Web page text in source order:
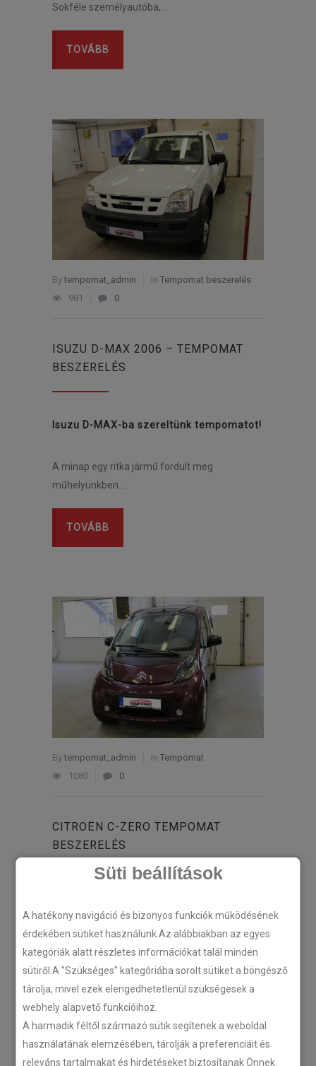
Süti beállítások
A hatékony navigáció és bizonyos funkciók működésének
érdekében sütiket használunk.Az alábbiakban az egyes
kategóriák alatt részletes információkat talál minden
sütiről.A "Szükséges" kategóriába sorolt sütiket a böngésző
tárolja, mivel ezek elengedhetetlenül szükségesek a
webhely alapvető funkcióihoz.
A harmadik féltől származó sütik segítenek a weboldal
használatának elemzésében, tárolják a preferenciáit és
releváns tartalmakat és hirdetéseket biztosítanak Önnek.
Sokféle személyautóba,…
TOVÁBB
Bytempomat_admin In Tempomat beszerelés
981
0
ISUZU D-MAX 2006 – TEMPOMAT
BESZERELÉS
Isuzu D-MAX-ba szereltünk tempomatot!
A minap egy ritka jármű fordult meg
műhelyünkben….
TOVÁBB
Bytempomat_admin In Tempomat
1080
0
CITROËN C-ZERO TEMPOMAT
BESZERELÉS
Eljött az elektromos autók ideje! Citroën
Az év elején kaptunk…
TOVÁBB
1 2 3